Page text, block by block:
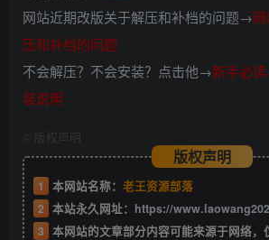
网站近期改版关于解压和补档的问题→
压和补档的问题
不会解压？不会安装？点击他→新手必
装说明
版权声明
版权声明
1 本网站名称： 老王资源部落
2 本站永久网址： https://
3 本网站的文章部分内容可能来源于网络，